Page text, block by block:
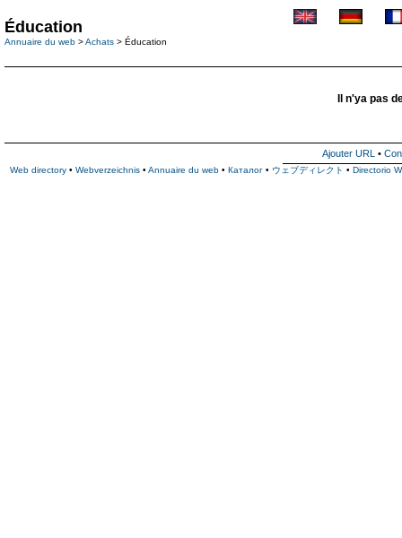
Éducation
Annuaire du web >Achats > Éducation
Il n'ya pas
Ajouter URL •
Web directory • Webverzeichnis • Annuaire du web • Каталог • ウェブディレクト • Directorio